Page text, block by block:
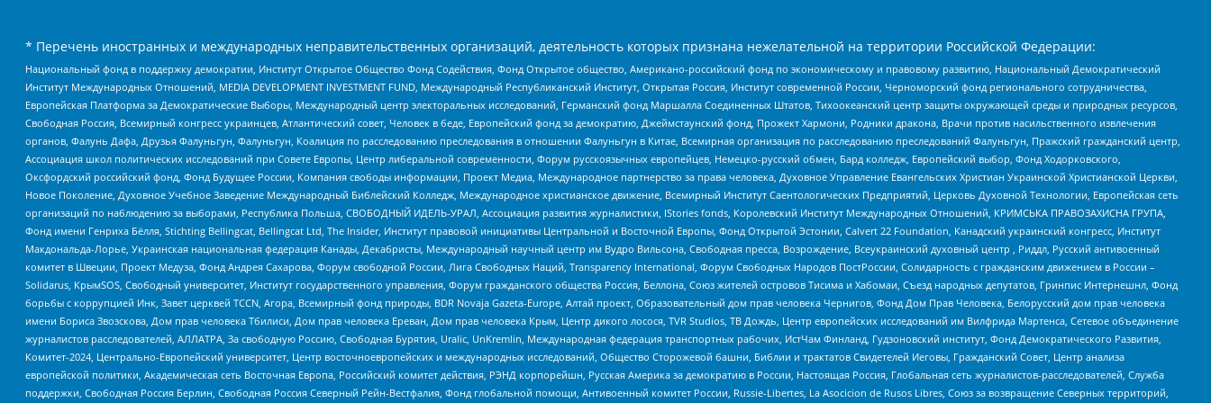
* Перечень иностранных и международных неправительственных организаций, деятельность которых признана нежелательной на территории Российской Федерации:
Национальный фонд в поддержку демократии, Институт Открытое Общество Фонд Содействия, Фонд Открытое общество, Американо-российский фонд по экономическому и правовому развитию, Национальный Демократический
Институт Международных Отношений, MEDIA DEVELOPMENT INVESTMENT FUND, Международный Республиканский Институт, Открытая Россия, Институт современной России, Черноморский фонд регионального сотрудничества,
Европейская Платформа за Демократические Выборы, Международный центр электоральных исследований, Германский фонд Маршалла Соединенных Штатов, Тихоокеанский центр защиты окружающей среды и природных ресурсов,
Свободная Россия, Всемирный конгресс украинцев, Атлантический совет, Человек в беде, Европейский фонд за демократию, Джеймстаунский фонд, Прожект Хармони, Родники дракона, Врачи против насильственного извлечения
органов, Фалунь Дафа, Друзья Фалуньгун, Фалуньгун, Коалиция по расследованию преследования в отношении Фалуньгун в Китае, Всемирная организация по расследованию преследований Фалуньгун, Пражский гражданский центр,
Ассоциация школ политических исследований при Совете Европы, Центр либеральной современности, Форум русскоязычных европейцев, Немецко-русский обмен, Бард колледж, Европейский выбор, Фонд Ходорковского,
Оксфордский российский фонд, Фонд Будущее России, Компания свободы информации, Проект Медиа, Международное партнерство за права человека, Духовное Управление Евангельских Христиан Украинской Христианской Церкви,
Новое Поколение, Духовное Учебное Заведение Международный Библейский Колледж, Международное христианское движение, Всемирный Институт Саентологических Предприятий, Церковь Духовной Технологии, Европейская сеть
организаций по наблюдению за выборами, Республика Польша, СВОБОДНЫЙ ИДЕЛЬ-УРАЛ, Ассоциация развития журналистики, IStories fonds, Королевский Институт Международных Отношений, КРИМСЬКА ПРАВОЗАХИСНА ГРУПА,
Фонд имени Генриха Бёлля, Stichting Bellingcat, Bellingcat Ltd, The Insider, Институт правовой инициативы Центральной и Восточной Европы, Фонд Открытой Эстонии, Calvert 22 Foundation, Канадский украинский конгресс, Институт
Макдональда-Лорье, Украинская национальная федерация Канады, Декабристы, Международный научный центр им Вудро Вильсона, Свободная пресса, Возрождение, Всеукраинский духовный центр , Риддл, Русский антивоенный
комитет в Швеции, Проект Медуза, Фонд Андрея Сахарова, Форум свободной России, Лига Свободных Наций, Transparеncy International, Форум Свободных Народов ПостРоссии, Солидарность с гражданским движением в России –
Solidarus, КрымSOS, Свободный университет, Институт государственного управления, Форум гражданского общества Россия, Беллона, Союз жителей островов Тисима и Хабомаи, Съезд народных депутатов, Гринпис Интернешнл, Фонд
борьбы с коррупцией Инк, Завет церквей TCCN, Агора, Всемирный фонд природы, BDR Novaja Gazeta-Europe, Алтай проект, Образовательный дом прав человека Чернигов, Фонд Дом Прав Человека, Белорусский дом прав человека
имени Бориса Звозскова, Дом прав человека Тбилиси, Дом прав человека Ереван, Дом прав человека Крым, Центр дикого лосося, TVR Studios, ТВ Дождь, Центр европейских исследований им Вилфрида Мартенса, Сетевое объединение
журналистов расследователей, АЛЛАТРА, За свободную Россию, Свободная Бурятия, Uralic, UnKremlin, Международная федерация транспортных рабочих, ИстЧам Финланд, Гудзоновский институт, Фонд Демократического Развития,
Комитет-2024, Центрально-Европейский университет, Центр восточноевропейских и международных исследований, Общество Сторожевой башни, Библии и трактатов Свидетелей Иеговы, Гражданский Совет, Центр анализа
европейской политики, Академическая сеть Восточная Европа, Российский комитет действия, РЭНД корпорейшн, Русская Америка за демократию в России, Настоящая Россия, Глобальная сеть журналистов-расследователей, Служба
поддержки, Свободная Россия Берлин, Свободная Россия Северный Рейн-Вестфалия, Фонд глобальной помощи, Антивоенный комитет России, Russie-Libertes, La Asocicion de Rusos Libres, Союз за возвращение Северных территорий,